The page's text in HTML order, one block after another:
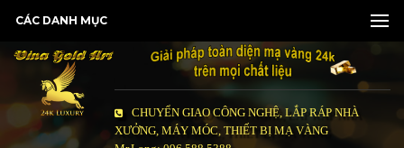
CÁC DANH MỤC
CHUYỂN GIAO CÔNG NGHỆ, LẮP RÁP NHÀ
XƯỞNG, MÁY MÓC, THIẾT BỊ MẠ VÀNG